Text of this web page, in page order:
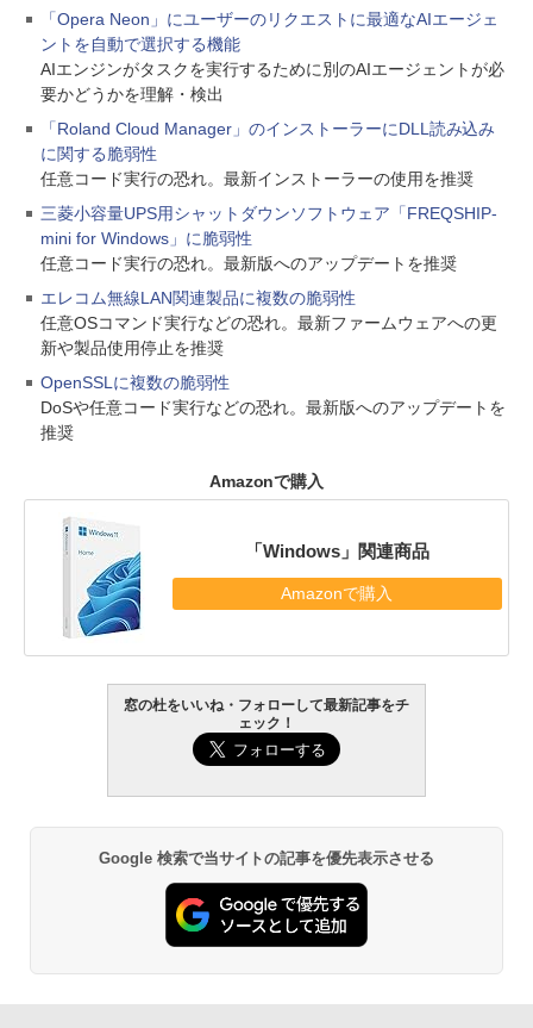
「Opera Neon」にユーザーのリクエストに最適なAIエージェ
ントを自動で選択する機能
AIエンジンがタスクを実行するために別のAIエージェントが必
要かどうかを理解・検出
「Roland Cloud Manager」のインストーラーにDLL読み込み
に関する脆弱性
任意コード実行の恐れ。最新インストーラーの使用を推奨
三菱小容量UPS用シャットダウンソフトウェア「FREQSHIP-
mini for Windows」に脆弱性
任意コード実行の恐れ。最新版へのアップデートを推奨
エレコム無線LAN関連製品に複数の脆弱性
任意OSコマンド実行などの恐れ。最新ファームウェアへの更
新や製品使用停止を推奨
OpenSSLに複数の脆弱性
DoSや任意コード実行などの恐れ。最新版へのアップデートを
推奨
Amazonで購入
「Windows」関連商品
Amazonで購入
窓の杜をいいね・フォローして最新記事をチ
ェック！
Google 検索で当サイトの記事を優先表示させる